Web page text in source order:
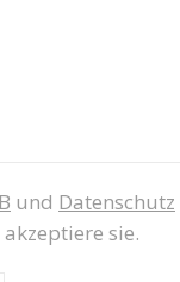
und Datenschutz
sie.